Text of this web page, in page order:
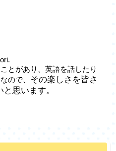
とがあり、英語を話したり
ので、 その楽しさを皆さ
思います。